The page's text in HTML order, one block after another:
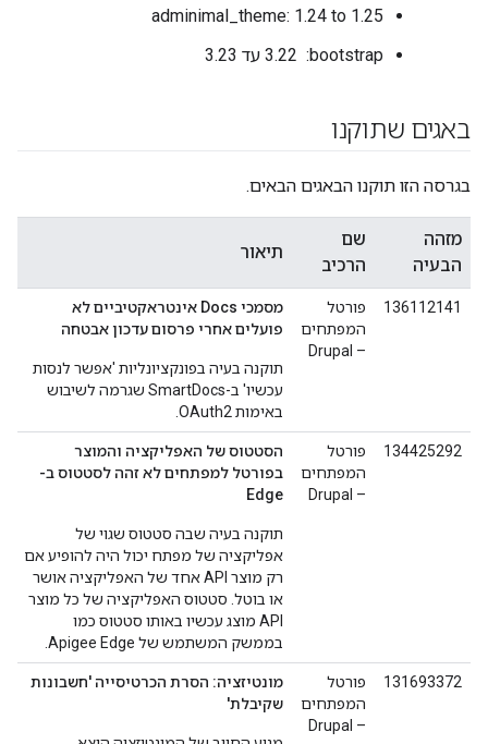
adminimal_theme: 1.24 to 1.25
‫bootstrap: ‏ 3.22 עד 3.23
באגים שתוקנו
בגרסה הזו תוקנו הבאגים הבאים.
מזהה
הבעיה
שם
הרכיב
תיאור
136112141
פורטל
המפתחים
– Drupal
מסמכי Docs אינטראקטיביים לא
פועלים אחרי פרסום עדכון אבטחה
תוקנה בעיה בפונקציונליות 'אפשר לנסות
עכשיו' ב-SmartDocs שגרמה לשיבוש
באימות OAuth2.
134425292
פורטל
המפתחים
– Drupal
הסטטוס של האפליקציה והמוצר
בפורטל למפתחים לא זהה לסטטוס ב-
Edge
תוקנה בעיה שבה סטטוס שגוי של
אפליקציה של מפתח יכול היה להופיע אם
רק מוצר API אחד של האפליקציה אושר
או בוטל. סטטוס האפליקציה של כל מוצר
API מוצג עכשיו באותו סטטוס כמו
בממשק המשתמש של Apigee Edge.
131693372
פורטל
המפתחים
– Drupal
מונטיזציה: הסרת הכרטיסייה 'חשבונות
שקיבלת'